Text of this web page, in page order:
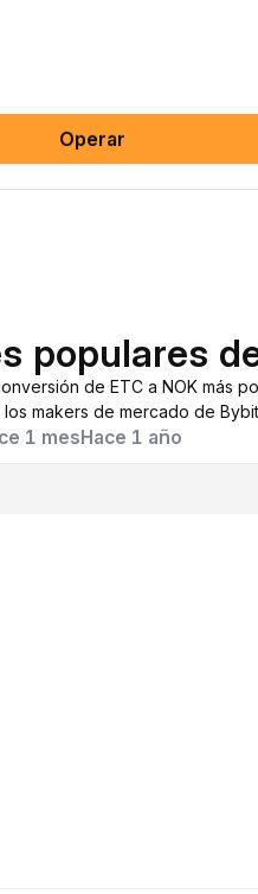
Operar
populares
de ETC a NOK más
makers de mercado de
1 mesHace 1 año